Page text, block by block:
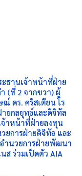
ธานเจ้าหน้าที่ฝ่าย
(ที่ 2 จากขวา) ผู้
ดร. คริสเตียน โร
ยกลยุทธ์และดิจิทัล
จ้าหน้าที่ฝ่ายลงทุน
ยการฝ่ายดิจิทัล และ
ำนวยการฝ่ายพัฒนา
ส ร่วมเปิดตัว AIA